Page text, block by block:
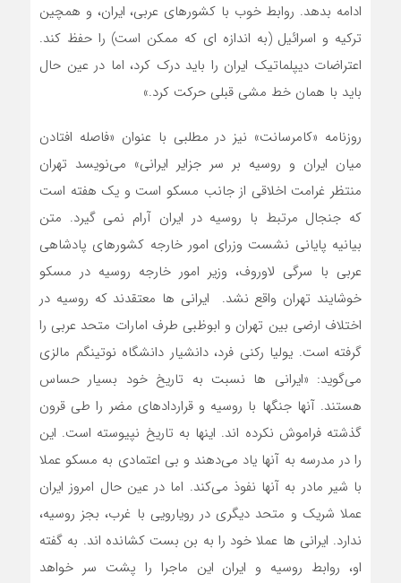
ادامه بدهد. روابط خوب با کشورهای عربی، ایران، و همچین
ترکیه و اسرائیل (به اندازه ای که ممکن است) را حفظ کند.
اعتراضات دیپلماتیک ایران را باید درک کرد، اما در عین حال
باید با همان خط مشی قبلی حرکت کرد.»
روزنامه «کامرسانت» نیز در مطلبی با عنوان «فاصله افتادن
میان ایران و روسیه بر سر جزایر ایرانی» می‌نویسد تهران
منتظر غرامت اخلاقی از جانب مسکو است و یک هفته است
که جنجال مرتبط با روسیه در ایران آرام نمی گیرد. متن
بیانیه پایانی نشست وزرای امور خارجه کشورهای پادشاهی
عربی با سرگی لاوروف، وزیر امور خارجه روسیه در مسکو
خوشایند تهران واقع نشد. ایرانی ها معتقدند که روسیه در
اختلاف ارضی بین تهران و ابوظبی طرف امارات متحد عربی را
گرفته است. یولیا رکنی فرد، دانشیار دانشگاه نوتینگم مالزی
می‌گوید: «ایرانی ها نسبت به تاریخ خود بسیار حساس
هستند. آنها جنگها با روسیه و قراردادهای مضر را طی قرون
گذشته فراموش نکرده اند. اینها به تاریخ نپیوسته است. این
را در مدرسه به آنها یاد می‌دهند و بی اعتمادی به مسکو عملا
با شیر مادر به آنها نفوذ می‌کند. اما در عین حال امروز ایران
عملا شریک و متحد دیگری در رویارویی با غرب، بجز روسیه،
ندارد. ایرانی ها عملا خود را به بن بست کشانده اند. به گفته
او، روابط روسیه و ایران این ماجرا را پشت سر خواهد